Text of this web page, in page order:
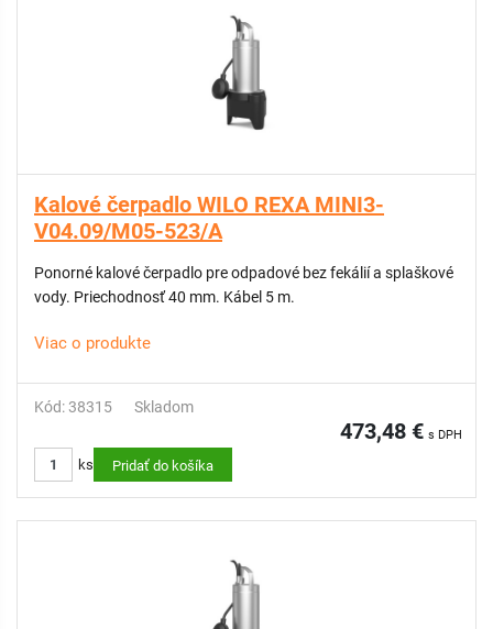
Kalové čerpadlo WILO REXA MINI3-
V04.09/M05-523/A
Ponorné kalové čerpadlo pre odpadové bez fekálií a splaškové
vody. Priechodnosť 40 mm. Kábel 5 m.
Viac o produkte
Kód: 38315 Skladom
473,48 € s DPH
ks Pridať do košíka